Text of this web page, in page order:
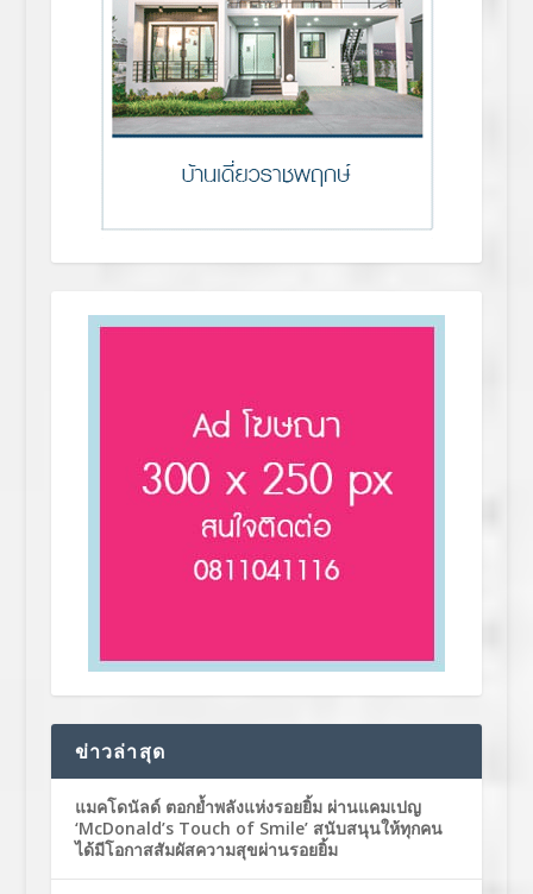
ข่าวล่าสุด
แมคโดนัลด์ ตอกย้ำพลังแห่งรอยยิ้ม ผ่านแคมเปญ
‘McDonald’s Touch of Smile’ สนับสนุนให้ทุกคน
ได้มีโอกาสสัมผัสความสุขผ่านรอยยิ้ม